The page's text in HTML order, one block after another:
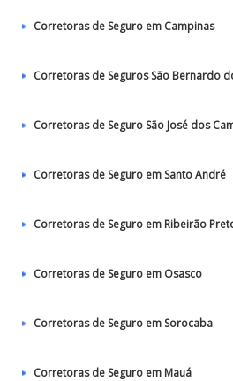
Corretoras de Seguro em Campinas
Corretoras de Seguros São Bernardo
Corretoras de Seguro São José dos
Corretoras de Seguro em Santo André
Corretoras de Seguro em Ribeirão
Corretoras de Seguro em Osasco
Corretoras de Seguro em Sorocaba
Corretoras de Seguro em Mauá